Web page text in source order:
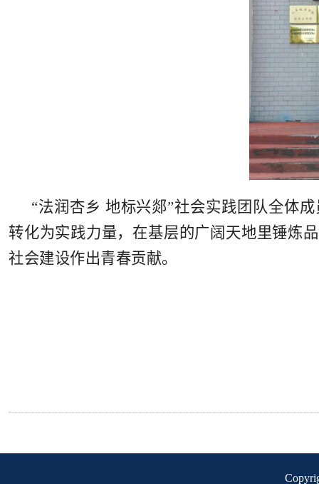
“法润杏乡 地标兴郯”社会实践团队全体成
转化为实践力量，在基层的广阔天地里锤炼
社会建设作出青春贡献。